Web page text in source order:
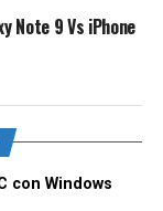
Note 9 Vs iPhone
con Windows